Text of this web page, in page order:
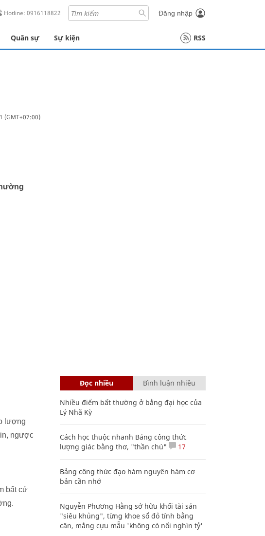
Hotline: 0916118822 Đăng nhập
Quân sự Sự kiện RSS
(GMT+07:00)
lượng
ngược
bất cứ
Đọc nhiều Bình luận nhiều
Nhiều điểm bất thường ở bằng đại học của
Lý Nhã Kỳ
Cách học thuộc nhanh Bảng công thức
lượng giác bằng thơ, "thần chú"
17
Bảng công thức đạo hàm nguyên hàm cơ
bản cần nhớ
Nguyễn Phương Hằng sở hữu khối tài sản
"siêu khủng", từng khoe sổ đỏ tính bằng
cân, mắng cựu mẫu 'không có nổi nghìn tỷ'